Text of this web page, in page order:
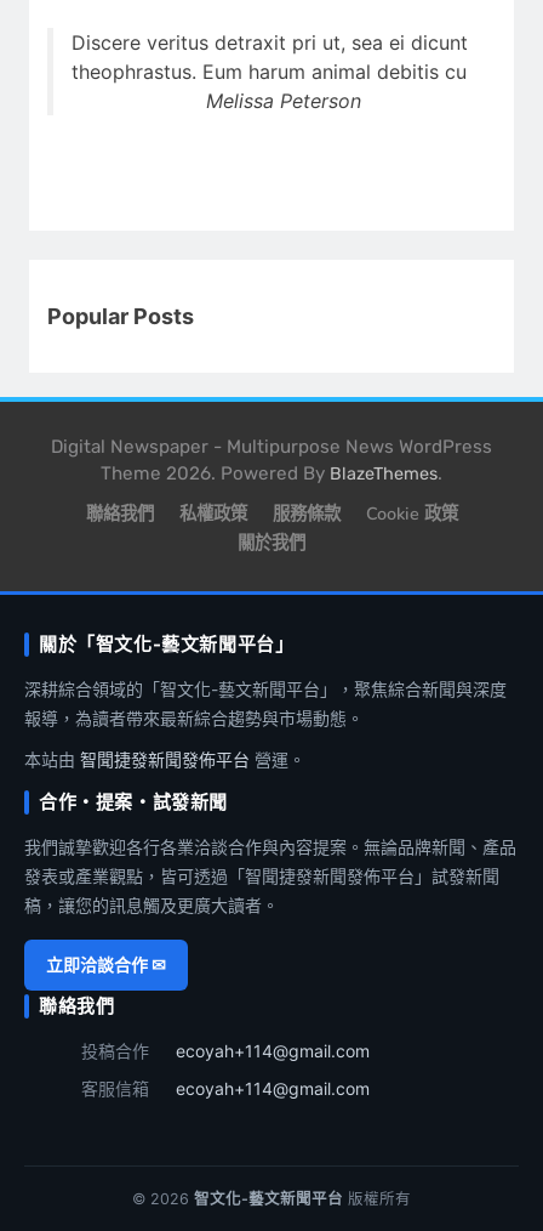
Discere veritus detraxit pri ut, sea ei dicunt
theophrastus. Eum harum animal debitis cu
Melissa Peterson
Popular Posts
Digital Newspaper - Multipurpose News WordPress
Theme 2026. Powered By BlazeThemes.
聯絡我們 私權政策 服務條款
Cookie 政策
關於我們
關於「智文化-藝文新聞平台」
深耕綜合領域的「智文化-藝文新聞平台」，聚焦綜合新聞與深度
報導，為讀者帶來最新綜合趨勢與市場動態。
本站由 智聞捷發新聞發佈平台 營運。
合作・提案・試發新聞
我們誠摯歡迎各行各業洽談合作與內容提案。無論品牌新聞、產品
發表或產業觀點，皆可透過「智聞捷發新聞發佈平台」試發新聞
稿，讓您的訊息觸及更廣大讀者。
立即洽談合作 ✉
聯絡我們
投稿合作
ecoyah+114@gmail.com
客服信箱
ecoyah+114@gmail.com
© 2026 智文化-藝文新聞平台 版權所有